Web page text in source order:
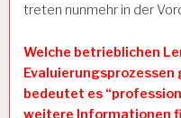
treten nunmehr in der
Welche betrieblichen
Evaluierungsprozessen
bedeutet es
weitere Informationen